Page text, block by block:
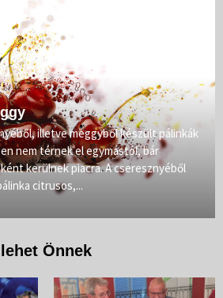
illetve meggyből készült pálinkák
nem térnek el egymástól, bár
kerülnek piacra. A cseresznyéből
citrusos,...
Önnek